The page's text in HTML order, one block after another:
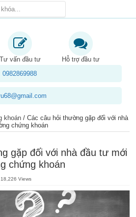
Tư vấn đầu tư
Hỗ trợ đầu tư
0982869988
khoán /Các câu hỏi thường gặp đối với nhà
chứng khoán
gặp đối với nhà đầu tư mới
chứng khoán
18,226 Views